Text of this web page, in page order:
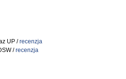
UP /recenzja
/recenzja